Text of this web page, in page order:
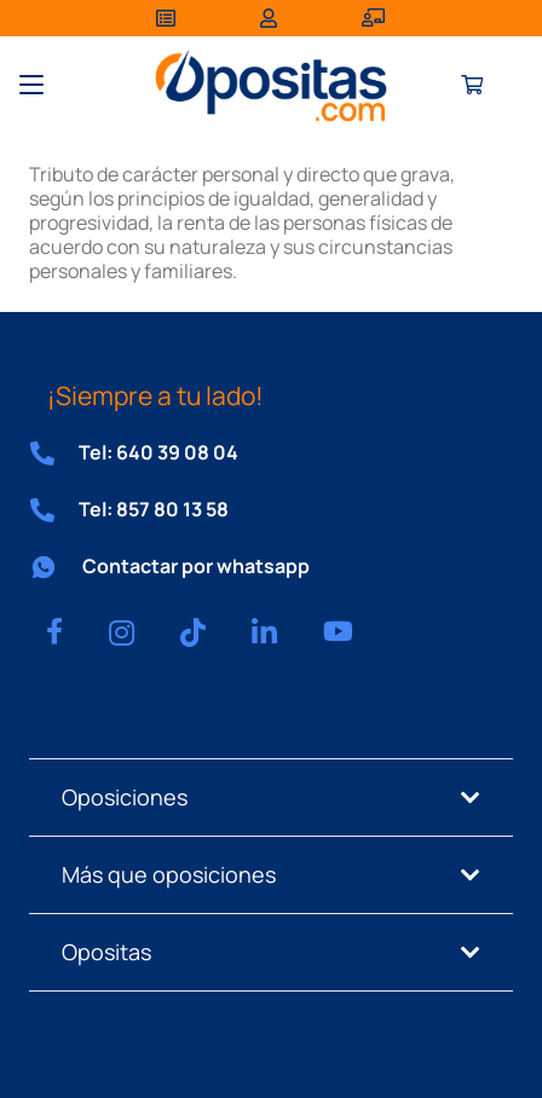
Tributo de carácter personal y directo que grava,
según los principios de igualdad, generalidad y
progresividad, la renta de las personas físicas de
acuerdo con su naturaleza y sus circunstancias
personales y familiares.
¡Siempre a tu lado!
Tel: 640 39 08 04
Tel: 857 80 13 58
Contactar por whatsapp
Oposiciones
Más que oposiciones
Opositas